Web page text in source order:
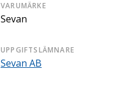
VARUMÄRKE
Sevan
UPPGIFTSLÄMNARE
Sevan AB